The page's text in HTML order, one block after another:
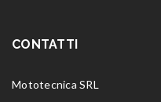
CONTATTI
Mototecnica SRL